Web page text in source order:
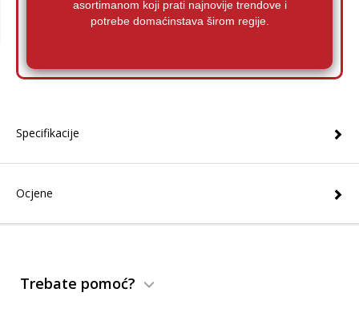
asortimanom koji prati najnovije trendove i
potrebe domaćinstava širom regije.
Specifikacije
Ocjene
Trebate pomoć?